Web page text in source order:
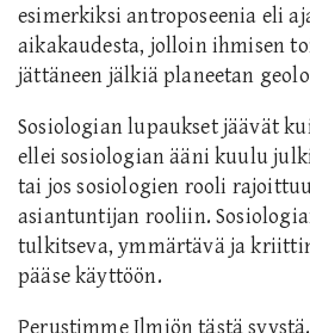
esimerkiksi antroposeenia eli
aikakaudesta, jolloin ihmisen
jättäneen jälkiä planeetan
Sosiologian lupaukset jäävät
ellei sosiologian ääni kuulu
tai jos sosiologien rooli
asiantuntijan rooliin.
tulkitseva, ymmärtävä ja
pääse käyttöön.
Perustimme Ilmiön tästä